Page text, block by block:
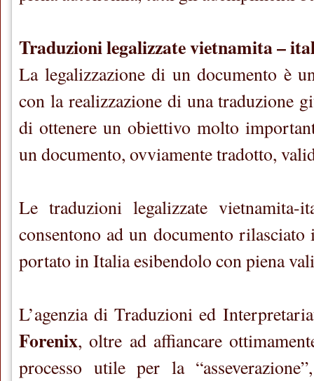
Traduzioni legalizzate vietnamita –
La legalizzazione di un documento è
con la realizzazione di una traduzione
di ottenere un obiettivo molto
un documento, ovviamente tradotto,
Le traduzioni legalizzate vietnamita-
consentono ad un documento
portato in Italia esibendolo con piena
L’agenzia di Traduzioni ed
Forenix, oltre ad affiancare
processo utile per la